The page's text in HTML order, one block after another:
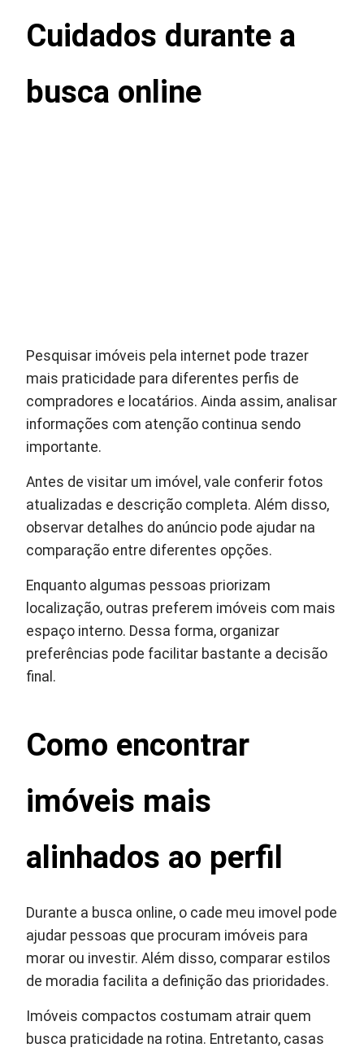
Cuidados durante a
busca online
Pesquisar imóveis pela internet pode trazer
mais praticidade para diferentes perfis de
compradores e locatários. Ainda assim, analisar
informações com atenção continua sendo
importante.
Antes de visitar um imóvel, vale conferir fotos
atualizadas e descrição completa. Além disso,
observar detalhes do anúncio pode ajudar na
comparação entre diferentes opções.
Enquanto algumas pessoas priorizam
localização, outras preferem imóveis com mais
espaço interno. Dessa forma, organizar
preferências pode facilitar bastante a decisão
final.
Como encontrar
imóveis mais
alinhados ao perfil
Durante a busca online, o cade meu imovel pode
ajudar pessoas que procuram imóveis para
morar ou investir. Além disso, comparar estilos
de moradia facilita a definição das prioridades.
Imóveis compactos costumam atrair quem
busca praticidade na rotina. Entretanto, casas